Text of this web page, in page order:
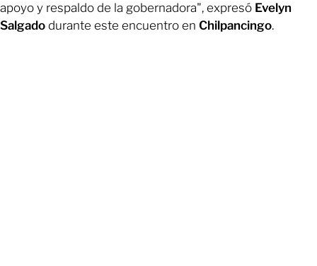
apoyo y respaldo de la gobernadora", expresó Evelyn
Salgado durante este encuentro en Chilpancingo.